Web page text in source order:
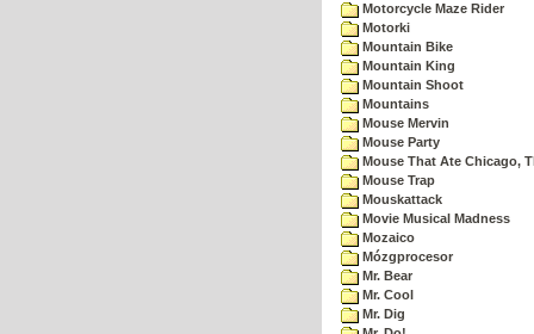
Motorcycle Maze Rider
Motorki
Mountain Bike
Mountain King
Mountain Shoot
Mountains
Mouse Mervin
Mouse Party
Mouse That Ate Chicago,
Mouse Trap
Mouskattack
Movie Musical Madness
Mozaico
Mózgprocesor
Mr. Bear
Mr. Cool
Mr. Dig